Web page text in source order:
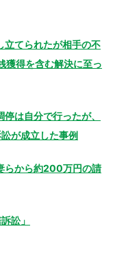
てられたが相手の不
獲得を含む解決に至っ
は自分で行ったが、
が成立した事例
らから約200万円の請
訟」